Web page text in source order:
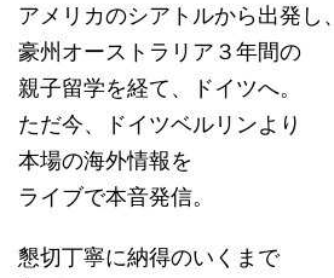
アメリカのシアトルから出発し、
豪州オーストラリア３年間の
親子留学を経て、ドイツへ。
ただ今、ドイツベルリンより
本場の海外情報を
ライブで本音発信。
懇切丁寧に納得のいくまで